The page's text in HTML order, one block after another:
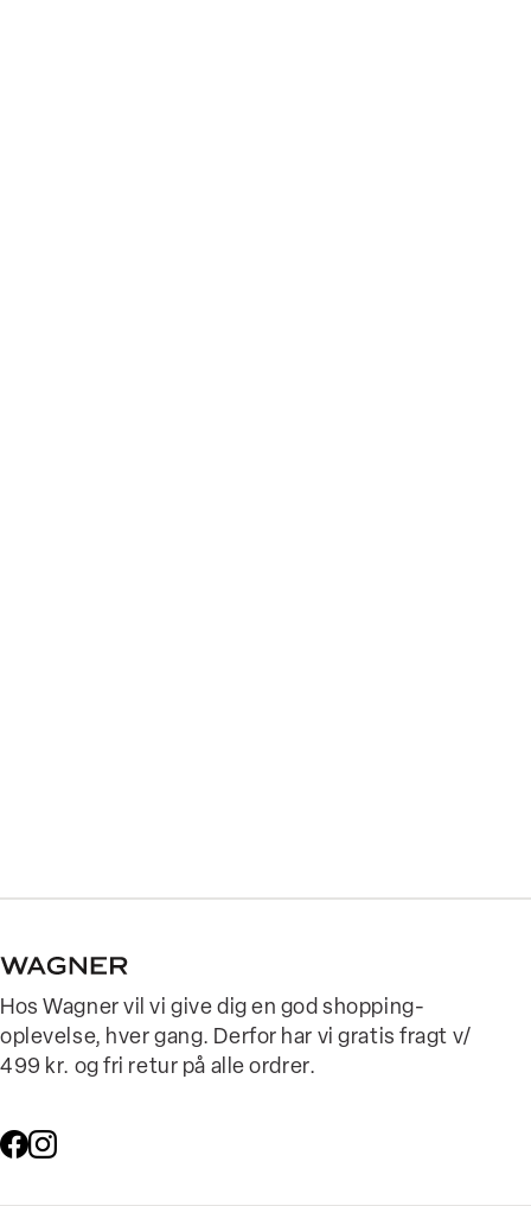
Hos Wagner vil vi give dig en god shopping-
oplevelse, hver gang. Derfor har vi gratis fragt v/
499 kr. og fri retur på alle ordrer.